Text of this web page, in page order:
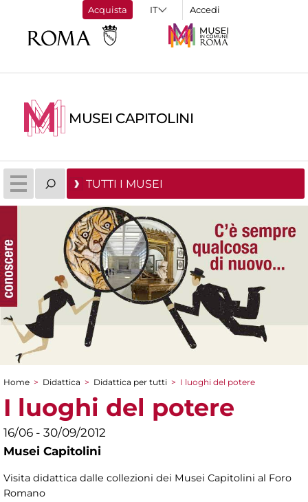
Acquista Accedi
MUSEI CAPITOLINI
TUTTI I MUSEI
Tu sei qui
Home > Didattica > Didattica per tutti > I luoghi del potere
I luoghi del potere
16/06 - 30/09/2012
Musei Capitolini
Visita didattica dalle collezioni dei Musei Capitolini al Foro
Romano